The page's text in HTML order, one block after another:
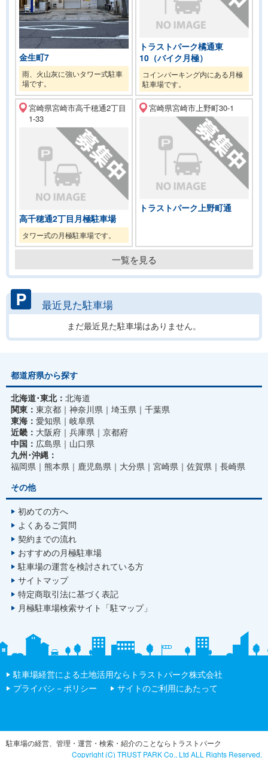
金生町7
雨、火山灰に強いタワー式駐車
場です。
トラストパーク橘通東
10（バイク月極）
コインパーキング内にある月極
駐車場です。
宮崎県宮崎市高千穂通2丁目
1-33
高千穂通2丁目月極駐車場
タワー式の月極駐車場です。
宮崎県宮崎市上野町30-1
トラストパーク上野町通
一覧を見る
最近見た駐車場
まだ最近見た駐車場はありません。
都道府県から探す
北海道･東北： 北海道
関東： 東京都 神奈川県 埼玉県
千葉県
東海： 愛知県
岐阜県
近畿： 大阪府 兵庫県
京都府
中国： 広島県
山口県
九州･沖縄：
福岡県
熊本県 鹿児島県 大分県 宮崎県 佐賀県
長崎県
その他
初めての方へ
よくあるご質問
契約までの流れ
おすすめの月極駐車場
駐車場の運営を検討されている方
サイトマップ
特定商取引法に基づく表記
月極駐車場検索サイト「駐マップ」
駐車場経営による土地活用ならトラストパーク株式会社
プライバシ－ポリシー
サイトのご利用にあたって
駐車場の経営、管理・運営・検索・紹介のことならトラストパーク
Copyright (C) TRUST PARK Co., Ltd ALL Rights Reserved.